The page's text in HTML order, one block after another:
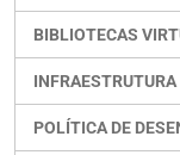
BIBLIOTECAS
INFRAESTRUTURA
POLÍTICA DE